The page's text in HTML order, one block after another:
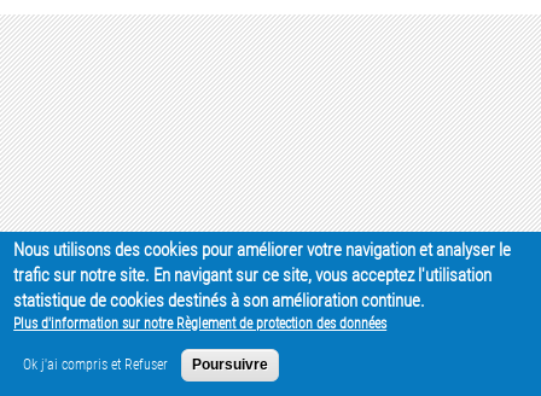
Nous utilisons des cookies pour améliorer votre navigation et analyser le
trafic sur notre site. En navigant sur ce site, vous acceptez l'utilisation
statistique de cookies destinés à son amélioration continue.
Plus d'information sur notre Règlement de protection des données
Ok j'ai compris et Refuser Poursuivre